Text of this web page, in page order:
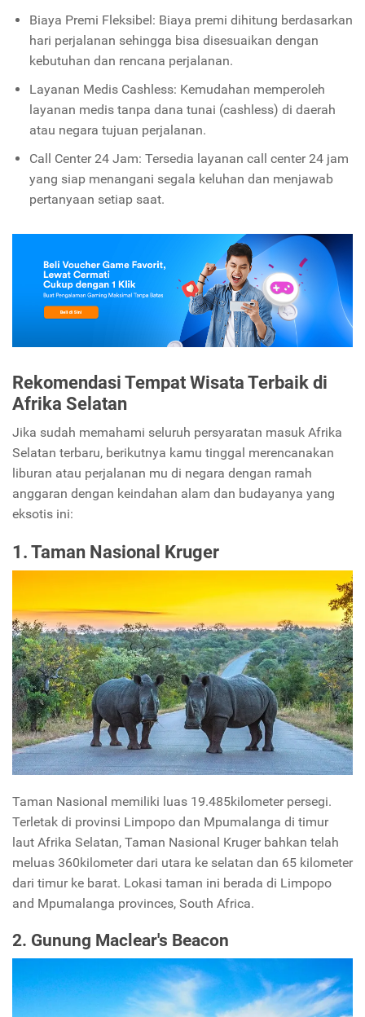
Biaya Premi Fleksibel: Biaya premi dihitung berdasarkan
hari perjalanan sehingga bisa disesuaikan dengan
kebutuhan dan rencana perjalanan.
Layanan Medis Cashless: Kemudahan memperoleh
layanan medis tanpa dana tunai (cashless) di daerah
atau negara tujuan perjalanan.
Call Center 24 Jam: Tersedia layanan call center 24 jam
yang siap menangani segala keluhan dan menjawab
pertanyaan setiap saat.
Rekomendasi Tempat Wisata Terbaik di
Afrika Selatan
Jika sudah memahami seluruh persyaratan masuk Afrika
Selatan terbaru, berikutnya kamu tinggal merencanakan
liburan atau perjalanan mu di negara dengan ramah
anggaran dengan keindahan alam dan budayanya yang
eksotis ini:
1. Taman Nasional Kruger
Taman Nasional memiliki luas 19.485kilometer persegi.
Terletak di provinsi Limpopo dan Mpumalanga di timur
laut Afrika Selatan, Taman Nasional Kruger bahkan telah
meluas 360kilometer dari utara ke selatan dan 65 kilometer
dari timur ke barat. Lokasi taman ini berada di Limpopo
and Mpumalanga provinces, South Africa.
2. Gunung Maclear's Beacon